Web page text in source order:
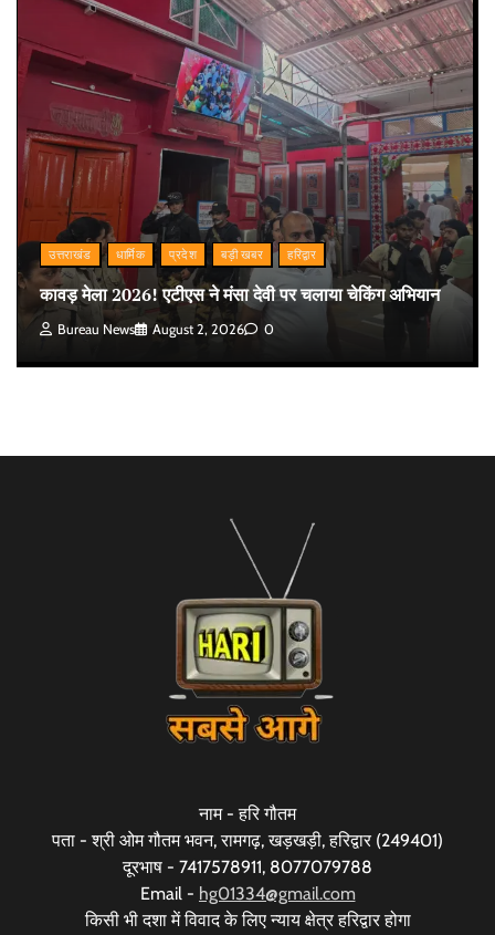
उत्तराखंड धार्मिक प्रदेश बड़ी खबर हरिद्वार
कावड़ मेला 2026! एटीएस ने मंसा देवी पर चलाया चेकिंग अभियान
Bureau News August 2, 2026 0
नाम - हरि गौतम
पता - श्री ओम गौतम भवन, रामगढ़, खड़खड़ी, हरिद्वार (249401)
दूरभाष - 7417578911, 8077079788
Email - hg01334@gmail.com
किसी भी दशा में विवाद के लिए न्याय क्षेत्र हरिद्वार होगा